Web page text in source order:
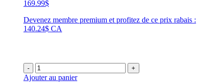
169.99$
Devenez membre premium et profitez de ce prix rabais :
140.24$ CA
- +
Ajouter au panier